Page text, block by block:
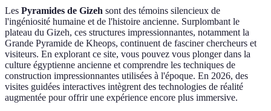
Les Pyramides de Gizeh sont des témoins silencieux de
l'ingéniosité humaine et de l'histoire ancienne. Surplombant le
plateau du Gizeh, ces structures impressionnantes, notamment la
Grande Pyramide de Kheops, continuent de fasciner chercheurs et
visiteurs. En explorant ce site, vous pouvez vous plonger dans la
culture égyptienne ancienne et comprendre les techniques de
construction impressionnantes utilisées à l'époque. En 2026, des
visites guidées interactives intègrent des technologies de réalité
augmentée pour offrir une expérience encore plus immersive.